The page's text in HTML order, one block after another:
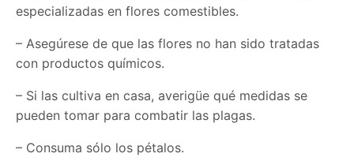
especializadas en flores comestibles.
– Asegúrese de que las flores no han sido tratadas
con productos químicos.
– Si las cultiva en casa, averigüe qué medidas se
pueden tomar para combatir las plagas.
– Consuma sólo los pétalos.